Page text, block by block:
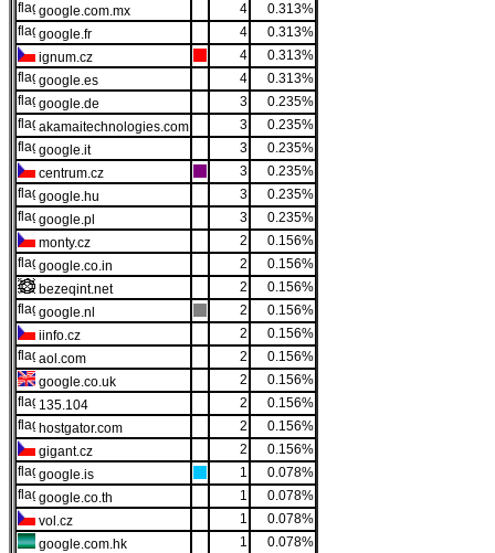
google.com.mx
4
0.313%
google.fr
4
0.313%
ignum.cz
4
0.313%
google.es
4
0.313%
google.de
3
0.235%
akamaitechnologies.com
3
0.235%
google.it
3
0.235%
centrum.cz
3
0.235%
google.hu
3
0.235%
google.pl
3
0.235%
monty.cz
2
0.156%
google.co.in
2
0.156%
bezeqint.net
2
0.156%
google.nl
2
0.156%
iinfo.cz
2
0.156%
aol.com
2
0.156%
google.co.uk
2
0.156%
135.104
2
0.156%
hostgator.com
2
0.156%
gigant.cz
2
0.156%
google.is
1
0.078%
google.co.th
1
0.078%
vol.cz
1
0.078%
google.com.hk
1 0.078%